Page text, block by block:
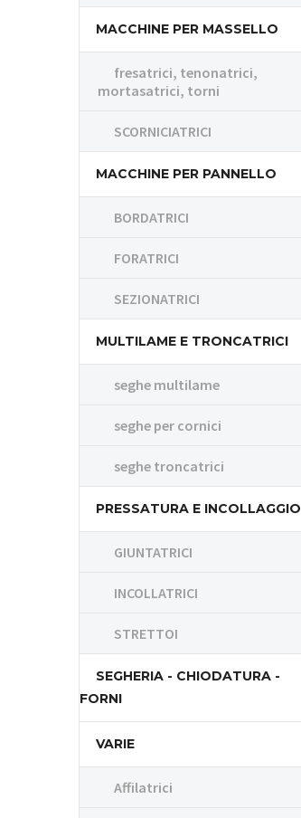
MACCHINE PER MASSELLO
fresatrici, tenonatrici,
mortasatrici, torni
SCORNICIATRICI
MACCHINE PER PANNELLO
BORDATRICI
FORATRICI
SEZIONATRICI
MULTILAME E TRONCATRICI
seghe multilame
seghe per cornici
seghe troncatrici
PRESSATURA E INCOLLAGGIO
GIUNTATRICI
INCOLLATRICI
STRETTOI
SEGHERIA - CHIODATURA -
FORNI
VARIE
Affilatrici